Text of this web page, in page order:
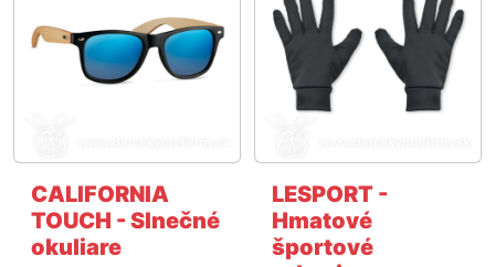
CALIFORNIA
TOUCH - Slnečné
okuliare
LESPORT -
Hmatové
športové